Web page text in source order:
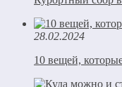
28.02.2024
10 вещей,